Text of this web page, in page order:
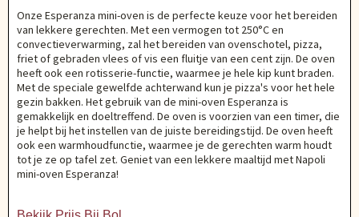
Onze Esperanza mini-oven is de perfecte keuze voor het bereiden
van lekkere gerechten. Met een vermogen tot 250°C en
convectieverwarming, zal het bereiden van ovenschotel, pizza,
friet of gebraden vlees of vis een fluitje van een cent zijn. De oven
heeft ook een rotisserie-functie, waarmee je hele kip kunt braden.
Met de speciale gewelfde achterwand kun je pizza's voor het hele
gezin bakken. Het gebruik van de mini-oven Esperanza is
gemakkelijk en doeltreffend. De oven is voorzien van een timer, die
je helpt bij het instellen van de juiste bereidingstijd. De oven heeft
ook een warmhoudfunctie, waarmee je de gerechten warm houdt
tot je ze op tafel zet. Geniet van een lekkere maaltijd met Napoli
mini-oven Esperanza!